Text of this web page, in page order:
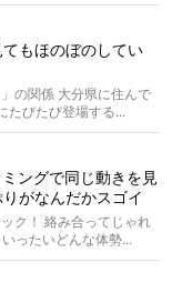
もほのぼのしてい
の関係 大分県に住んで
たびたび登場する...
ングで同じ動きを見
がなんだかスゴイ
ク！ 絡み合ってじゃれ
ったいどんな体勢...